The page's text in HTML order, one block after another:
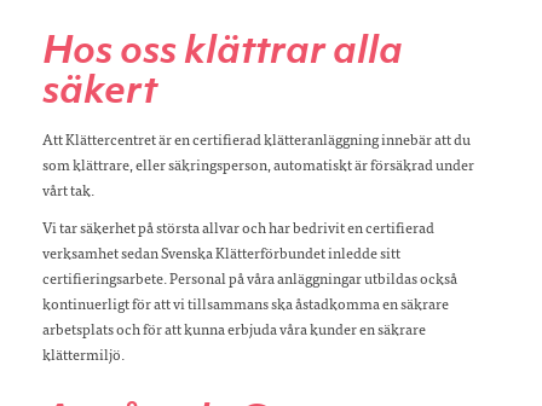
Hos oss klättrar alla
säkert
Att Klättercentret är en certifierad klätteranläggning innebär att du
som klättrare, eller säkringsperson, automatiskt är försäkrad under
vårt tak.
Vi tar säkerhet på största allvar och har bedrivit en certifierad
verksamhet sedan Svenska Klätterförbundet inledde sitt
certifieringsarbete. Personal på våra anläggningar utbildas också
kontinuerligt för att vi tillsammans ska åstadkomma en säkrare
arbetsplats och för att kunna erbjuda våra kunder en säkrare
klättermiljö.